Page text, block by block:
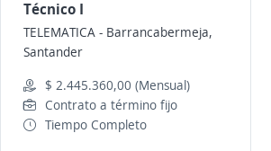
Técnico I
TELEMATICA - Barrancabermeja,
Santander
$ 2.445.360,00 (Mensual)
Contrato a término fijo
Tiempo Completo